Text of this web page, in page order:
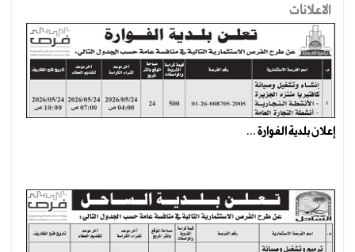
الاعلانات
إعلان بلدية الفوارة ...